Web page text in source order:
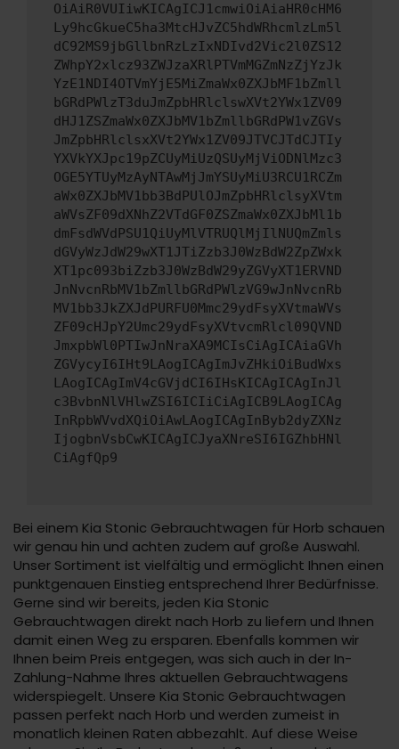
OiAiR0VUIiwKICAgICJ1cmwiOiAiaHR0cHM6
Ly9hcGkueC5ha3MtcHJvZC5hdWRhcmlzLm5l
dC92MS9jbGllbnRzLzIxNDIvd2Vic2l0ZS12
ZWhpY2xlcz93ZWJzaXRlPTVmMGZmNzZjYzJk
YzE1NDI4OTVmYjE5MiZmaWx0ZXJbMF1bZmll
bGRdPWlzT3duJmZpbHRlclswXVt2YWx1ZV09
dHJ1ZSZmaWx0ZXJbMV1bZmllbGRdPW1vZGVs
JmZpbHRlclsxXVt2YWx1ZV09JTVCJTdCJTIy
YXVkYXJpc19pZCUyMiUzQSUyMjViODNlMzc3
OGE5YTUyMzAyNTAwMjJmYSUyMiU3RCU1RCZm
aWx0ZXJbMV1bb3BdPUlOJmZpbHRlclsyXVtm
aWVsZF09dXNhZ2VTdGF0ZSZmaWx0ZXJbMl1b
dmFsdWVdPSU1QiUyMlVTRUQlMjIlNUQmZmls
dGVyWzJdW29wXT1JTiZzb3J0WzBdW2ZpZWxk
XT1pc093biZzb3J0WzBdW29yZGVyXT1ERVND
JnNvcnRbMV1bZmllbGRdPWlzVG9wJnNvcnRb
MV1bb3JkZXJdPURFU0Mmc29ydFsyXVtmaWVs
ZF09cHJpY2Umc29ydFsyXVtvcmRlcl09QVND
JmxpbWl0PTIwJnNraXA9MCIsCiAgICAiaGVh
ZGVycyI6IHt9LAogICAgImJvZHkiOiBudWxs
LAogICAgImV4cGVjdCI6IHsKICAgICAgInJl
c3BvbnNlVHlwZSI6ICIiCiAgICB9LAogICAg
InRpbWVvdXQiOiAwLAogICAgInByb2dyZXNz
IjogbnVsbCwKICAgICJyaXNreSI6IGZhbHNl
CiAgfQp9
Bei einem Kia Stonic Gebrauchtwagen für Horb schauen
wir genau hin und achten zudem auf große Auswahl.
Unser Sortiment ist vielfältig und ermöglicht Ihnen einen
punktgenauen Einstieg entsprechend Ihrer Bedürfnisse.
Gerne sind wir bereits, jeden Kia Stonic
Gebrauchtwagen direkt nach Horb zu liefern und Ihnen
damit einen Weg zu ersparen. Ebenfalls kommen wir
Ihnen beim Preis entgegen, was sich auch in der In-
Zahlung-Nahme Ihres aktuellen Gebrauchtwagens
widerspiegelt. Unsere Kia Stonic Gebrauchtwagen
passen perfekt nach Horb und werden zumeist in
monatlich kleinen Raten abbezahlt. Auf diese Weise